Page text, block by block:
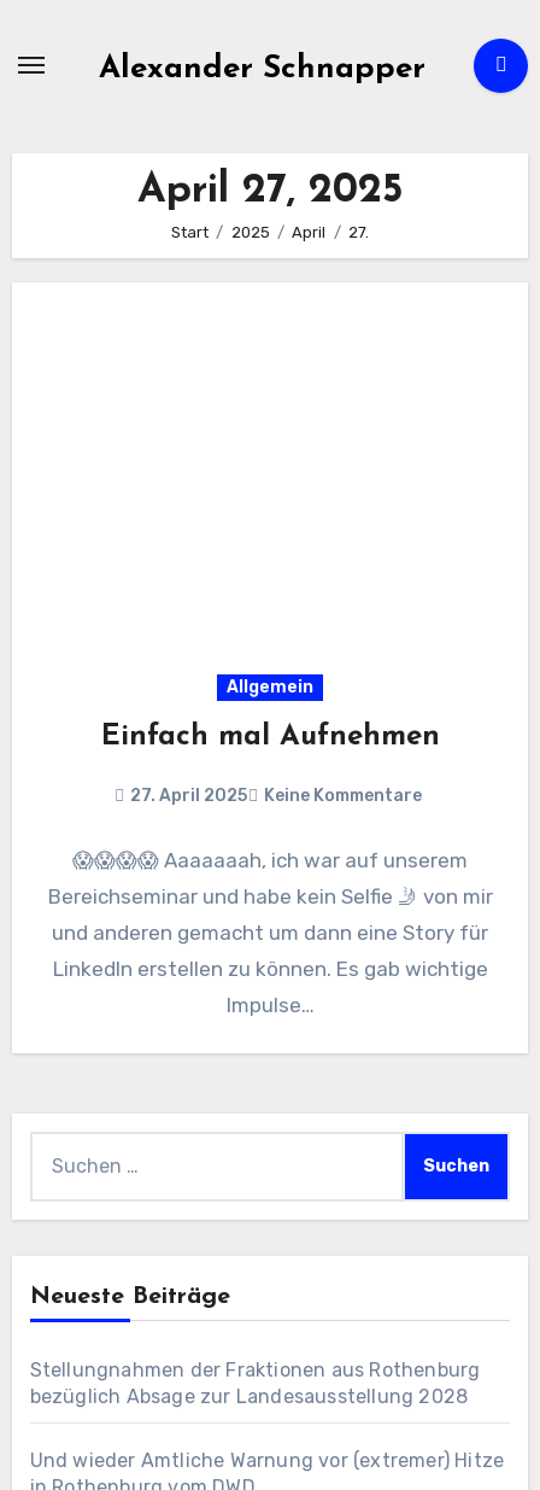
Alexander Schnapper
April 27, 2025
Start 2025 April 27.
Allgemein
Einfach mal Aufnehmen
27. April 2025 Keine Kommentare
😱😱😱😱 Aaaaaaah, ich war auf unserem
Bereichseminar und habe kein Selfie 🤳 von mir
und anderen gemacht um dann eine Story für
LinkedIn erstellen zu können. Es gab wichtige
Impulse…
Neueste Beiträge
Stellungnahmen der Fraktionen aus Rothenburg
bezüglich Absage zur Landesausstellung 2028
Und wieder Amtliche Warnung vor (extremer) Hitze